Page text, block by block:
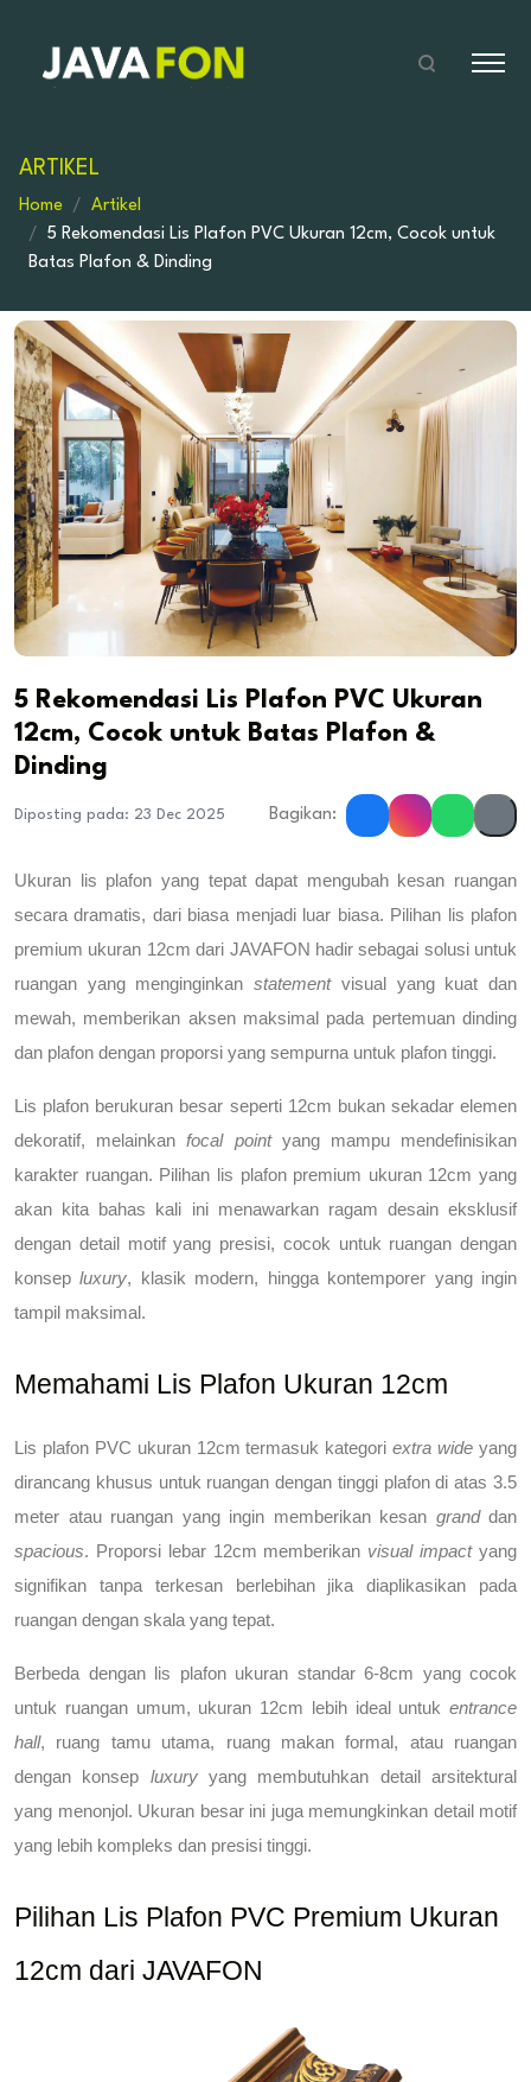
ARTIKEL
Home
Artikel
5 Rekomendasi Lis Plafon PVC Ukuran 12cm, Cocok untuk
Batas Plafon & Dinding
5 Rekomendasi Lis Plafon PVC Ukuran
12cm, Cocok untuk Batas Plafon &
Dinding
Diposting pada: 23 Dec 2025 Bagikan:
Ukuran lis plafon yang tepat dapat mengubah kesan ruangan
secara dramatis, dari biasa menjadi luar biasa. Pilihan lis plafon
premium ukuran 12cm dari JAVAFON hadir sebagai solusi untuk
ruangan yang menginginkan statement visual yang kuat dan
mewah, memberikan aksen maksimal pada pertemuan dinding
dan plafon dengan proporsi yang sempurna untuk plafon tinggi.
Lis plafon berukuran besar seperti 12cm bukan sekadar elemen
dekoratif, melainkan focal point yang mampu mendefinisikan
karakter ruangan. Pilihan lis plafon premium ukuran 12cm yang
akan kita bahas kali ini menawarkan ragam desain eksklusif
dengan detail motif yang presisi, cocok untuk ruangan dengan
konsep luxury, klasik modern, hingga kontemporer yang ingin
tampil maksimal.
Memahami Lis Plafon Ukuran 12cm
Lis plafon PVC ukuran 12cm termasuk kategori extra wide yang
dirancang khusus untuk ruangan dengan tinggi plafon di atas 3.5
meter atau ruangan yang ingin memberikan kesan grand
spacious. Proporsi lebar 12cm memberikan visual impact yang
signifikan tanpa terkesan berlebihan jika diaplikasikan pada
ruangan dengan skala yang tepat.
Berbeda dengan lis plafon ukuran standar 6-8cm yang cocok
untuk ruangan umum, ukuran 12cm lebih ideal untuk entrance
hall, ruang tamu utama, ruang makan formal, atau ruangan
dengan konsep luxury yang membutuhkan detail arsitektural
yang menonjol. Ukuran besar ini juga memungkinkan detail motif
yang lebih kompleks dan presisi tinggi.
Pilihan Lis Plafon PVC Premium Ukuran
12cm dari JAVAFON